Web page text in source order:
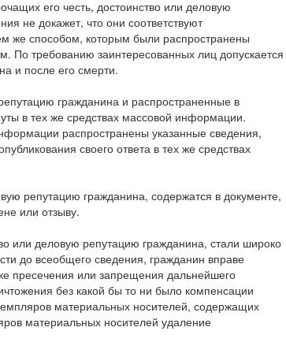
его честь, достоинство или деловую
не докажет, что они соответствуют
же способом, которым были распространены
По требованию заинтересованных лиц допускается
и после его смерти.
гражданина и распространенные в
в тех же средствах массовой информации.
распространены указанные сведения,
своего ответа в тех же средствах
репутацию гражданина, содержатся в документе,
или отзыву.
или деловую репутацию гражданина, стали широко
до всеобщего сведения, гражданин вправе
пресечения или запрещения дальнейшего
без какой бы то ни было компенсации
материальных носителей, содержащих
материальных носителей удаление